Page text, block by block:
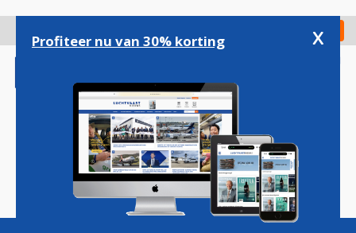
gaan
Check in
Magazine Podcasts Vacatures
Profiteer nu van 30% korting x